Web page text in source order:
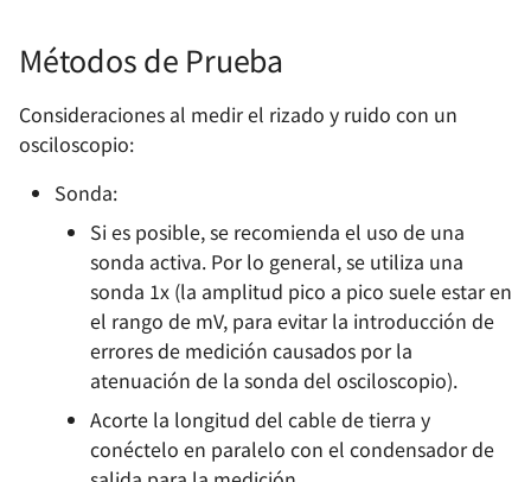
Señales de Modo
Competencia y riesgo en
circuitos digitales
Clasificación de la memoria
Selección de Fusibles
Guía de selección de
baterías de litio
Diferentes modos de salida
del codificador
Coincidencia de Antenas
Convencionales
Inyección de Banda Ancha
🚧
Uso del inyector lineal
Métodos de Prueba
Consideraciones al medir el rizado y ruido con un
osciloscopio:
Sonda:
Si es posible, se recomienda el uso de una
sonda activa. Por lo general, se utiliza una
sonda 1x (la amplitud pico a pico suele estar en
el rango de mV, para evitar la introducción de
errores de medición causados por la
atenuación de la sonda del osciloscopio).
Acorte la longitud del cable de tierra y
conéctelo en paralelo con el condensador de